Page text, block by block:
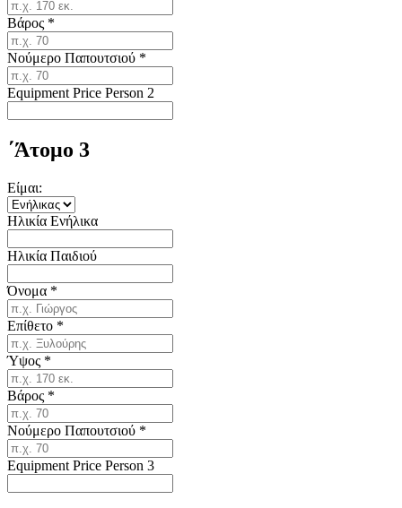
Βάρος *
Νούμερο Παπουτσιού *
Equipment Price Person 2
΄Άτομο 3
Είμαι:
Ηλικία Ενήλικα
Ηλικία Παιδιού
Όνομα *
Επίθετο *
Ύψος *
Βάρος *
Νούμερο Παπουτσιού *
Equipment Price Person 3